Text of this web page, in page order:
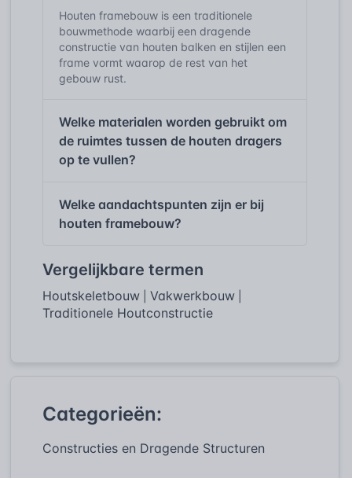
Houten framebouw is een traditionele
bouwmethode waarbij een dragende
constructie van houten balken en stijlen een
frame vormt waarop de rest van het
gebouw rust.
Welke materialen worden gebruikt om
de ruimtes tussen de houten dragers
op te vullen?
Welke aandachtspunten zijn er bij
houten framebouw?
Vergelijkbare termen
Houtskeletbouw Vakwerkbouw
Traditionele Houtconstructie
Categorieën:
Constructies en Dragende Structuren